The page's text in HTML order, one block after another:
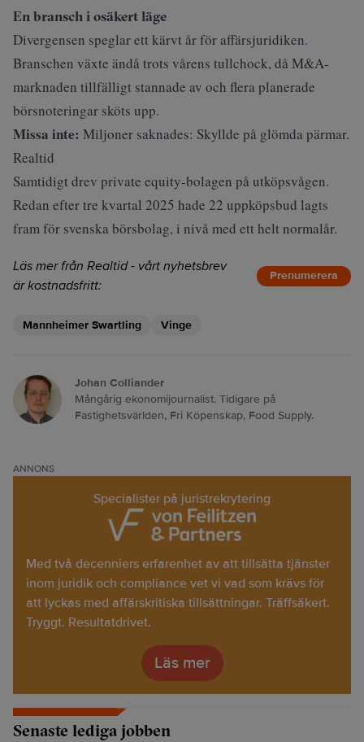
En bransch i osäkert läge
Divergensen speglar ett kärvt år för affärsjuridiken.
Branschen växte ändå trots vårens tullchock, då M&A-
marknaden tillfälligt stannade av och flera planerade
börsnoteringar sköts upp.
Missa inte: Miljoner saknades: Skyllde på glömda pärmar.
Realtid
Samtidigt drev private equity-bolagen på utköpsvågen.
Redan efter tre kvartal 2025 hade 22 uppköpsbud lagts
fram för svenska börsbolag, i nivå med ett helt normalår.
Läs mer från Realtid - vårt nyhetsbrev
är kostnadsfritt:
Prenumerera
Mannheimer Swartling Vinge
Johan Colliander
Mångårig ekonomijournalist. Tidigare på
Fastighetsvärlden, Fri Köpenskap, Food Supply.
ANNONS
Specialister på juristrekrytering
Med två decenniers erfarenhet av att tillsätta tjänster
inom juridik och compliance vet vi vad som krävs för
att lyckas med affärskritiska tillsättningar. Träffsäkert.
Tryggt. Resultatdrivet.
Läs mer
Senaste lediga jobben